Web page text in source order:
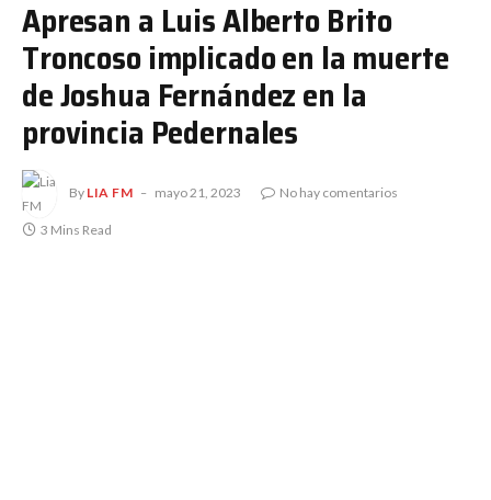
Apresan a Luis Alberto Brito
Troncoso implicado en la muerte
de Joshua Fernández en la
provincia Pedernales
By LIA FM mayo 21, 2023 No hay comentarios
3 Mins Read